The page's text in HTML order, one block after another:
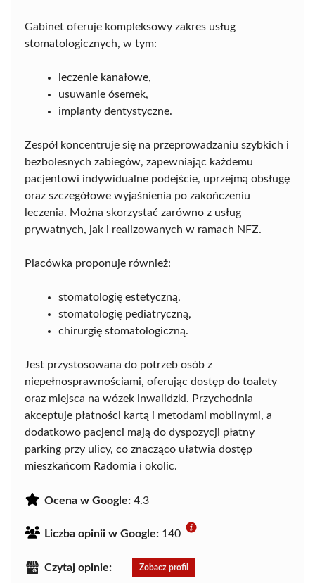
Gabinet oferuje kompleksowy zakres usług
stomatologicznych, w tym:
leczenie kanałowe,
usuwanie ósemek,
implanty dentystyczne.
Zespół koncentruje się na przeprowadzaniu szybkich i
bezbolesnych zabiegów, zapewniając każdemu
pacjentowi indywidualne podejście, uprzejmą obsługę
oraz szczegółowe wyjaśnienia po zakończeniu
leczenia. Można skorzystać zarówno z usług
prywatnych, jak i realizowanych w ramach NFZ.
Placówka proponuje również:
stomatologię estetyczną,
stomatologię pediatryczną,
chirurgię stomatologiczną.
Jest przystosowana do potrzeb osób z
niepełnosprawnościami, oferując dostęp do toalety
oraz miejsca na wózek inwalidzki. Przychodnia
akceptuje płatności kartą i metodami mobilnymi, a
dodatkowo pacjenci mają do dyspozycji płatny
parking przy ulicy, co znacząco ułatwia dostęp
mieszkańcom Radomia i okolic.
Ocena w Google: 4.3
Liczba opinii w Google: 140
Czytaj opinie: Zobacz profil